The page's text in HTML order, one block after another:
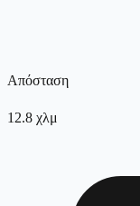
Απόσταση
12.8 χλμ